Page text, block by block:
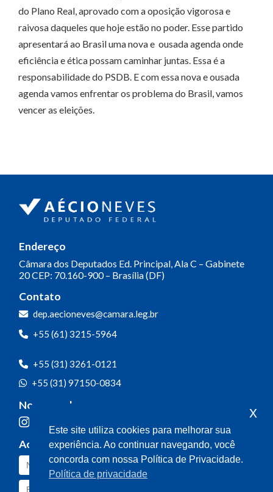
do Plano Real, aprovado com a oposição vigorosa e
raivosa daqueles que hoje estão no poder. Esse partido
apresentará ao Brasil uma nova e ousada agenda onde
eficiência e ética possam caminhar juntas. Essa é a
responsabilidade do PSDB. E com essa nova e ousada
agenda vamos enfrentar os problema do Brasil, vamos
vencer as eleições.
Endereço
Câmara dos Deputados Ed. Principal, Ala C – Gabinete
20CEP: 70.160-900 – Brasília (DF)
Contato
dep.aecioneves@camara.leg.br
+55 (61) 3215-5964
+55 (31) 3261-0121
+55 (31) 97150-0834
Nossas redes
Acompanhe o meu mandato
Este site utiliza cookies para melhorar sua
experiência. Ao continuar navegando, você
concorda com nossa Política de Privacidade.
Política de privacidade
x